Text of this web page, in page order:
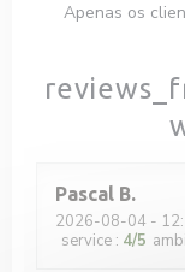
Pascal B
2026-08-04 -
service : 4/5
Apenas os